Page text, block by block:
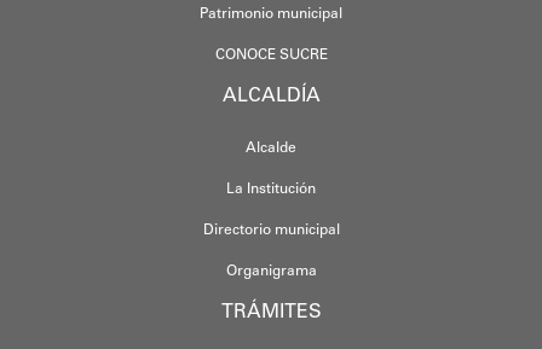
Patrimonio municipal
CONOCE SUCRE
ALCALDÍA
Alcalde
La Institución
Directorio municipal
Organigrama
TRÁMITES